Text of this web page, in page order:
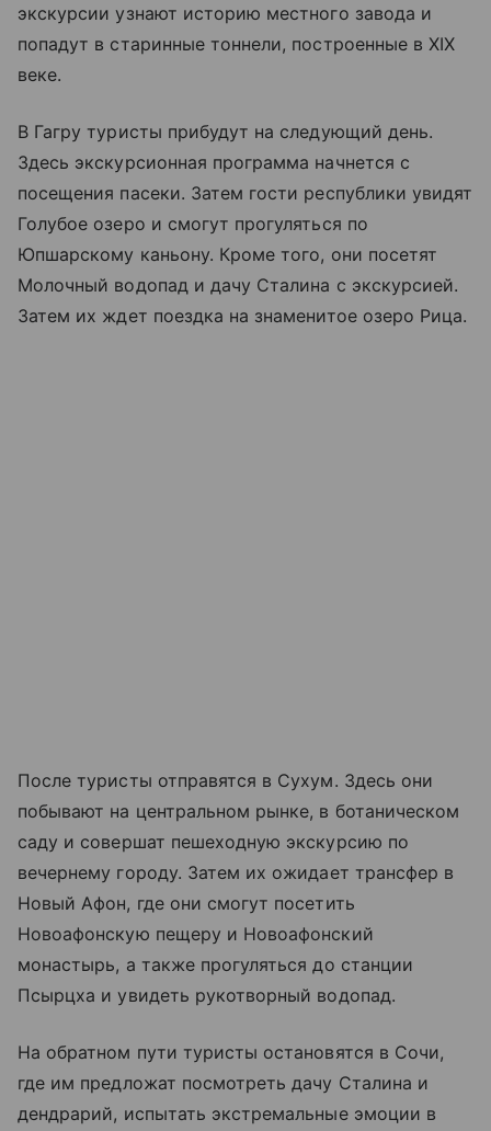
экскурсии узнают историю местного завода и
попадут в старинные тоннели, построенные в XIX
веке.
В Гагру туристы прибудут на следующий день.
Здесь экскурсионная программа начнется с
посещения пасеки. Затем гости республики увидят
Голубое озеро и смогут прогуляться по
Юпшарскому каньону. Кроме того, они посетят
Молочный водопад и дачу Сталина с экскурсией.
Затем их ждет поездка на знаменитое озеро Рица.
После туристы отправятся в Сухум. Здесь они
побывают на центральном рынке, в ботаническом
саду и совершат пешеходную экскурсию по
вечернему городу. Затем их ожидает трансфер в
Новый Афон, где они смогут посетить
Новоафонскую пещеру и Новоафонский
монастырь, а также прогуляться до станции
Псырцха и увидеть рукотворный водопад.
На обратном пути туристы остановятся в Сочи,
где им предложат посмотреть дачу Сталина и
дендрарий, испытать экстремальные эмоции в